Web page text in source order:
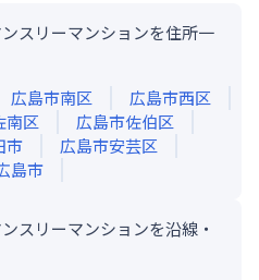
スリーマンションを住所一
広島市南区
広島市西区
南区
広島市佐伯区
市
広島市安芸区
島市
スリーマンションを沿線・